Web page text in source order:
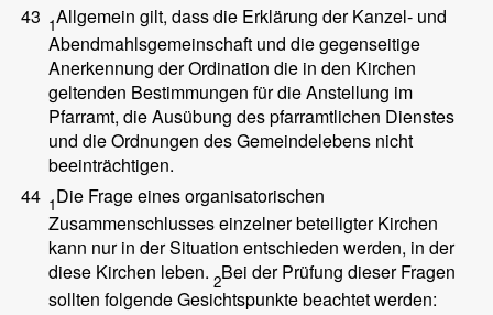
43 1Allgemein gilt, dass die Erklärung der Kanzel- und
Abendmahlsgemeinschaft und die gegenseitige
Anerkennung der Ordination die in den Kirchen
geltenden Bestimmungen für die Anstellung im
Pfarramt, die Ausübung des pfarramtlichen Dienstes
und die Ordnungen des Gemeindelebens nicht
beeinträchtigen.
44 1Die Frage eines organisatorischen
Zusammenschlusses einzelner beteiligter Kirchen
kann nur in der Situation entschieden werden, in der
diese Kirchen leben. 2Bei der Prüfung dieser Fragen
sollten folgende Gesichtspunkte beachtet werden: